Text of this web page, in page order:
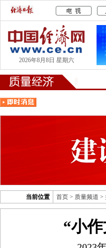
2026年8月8日 星期六
当前位置 首页 > 质量频道 >
“小